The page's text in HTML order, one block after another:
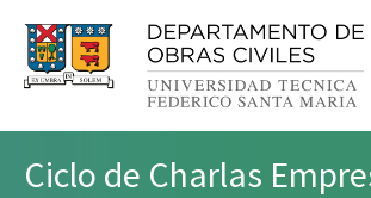
Ciclo de Charlas